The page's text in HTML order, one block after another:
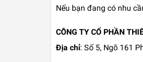
Nếu bạn đang có nhu
CÔNG TY CỔ PHẦN
Địa chỉ: Số 5, Ngõ 161